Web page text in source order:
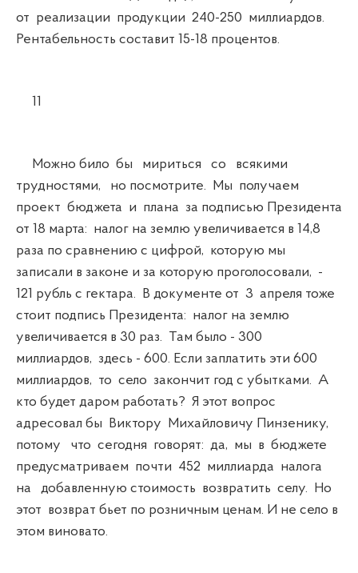
от реализации продукции 240-250 миллиардов.
Рентабельность составит 15-18 процентов.
11
Можно било бы мириться со всякими
трудностями, но посмотрите. Мы получаем
проект бюджета и плана за подписью Президента
от 18 марта: налог на землю увеличивается в 14,8
раза по сравнению с цифрой, которую мы
записали в законе и за которую проголосовали, -
121 рубль с гектара. В документе от 3 апреля тоже
стоит подпись Президента: налог на землю
увеличивается в 30 раз. Там было - 300
миллиардов, здесь - 600. Если заплатить эти 600
миллиардов, то село закончит год с убытками. А
кто будет даром работать? Я этот вопрос
адресовал бы Виктору Михайловичу Пинзенику,
потому что сегодня говорят: да, мы в бюджете
предусматриваем почти 452 миллиарда налога
на добавленную стоимость возвратить селу. Но
этот возврат бьет по розничным ценам. И не село в
этом виновато.